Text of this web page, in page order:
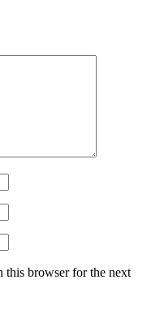
this browser for the next